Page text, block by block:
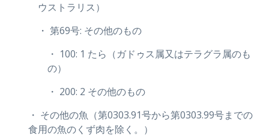
ウストラリス）
・ 第69号: その他のもの
・ 100: 1 たら（ガドゥス属又はテラグラ属のも
の）
・ 200: 2 その他のもの
・ その他の魚（第0303.91号から第0303.99号までの
食用の魚のくず肉を除く。）